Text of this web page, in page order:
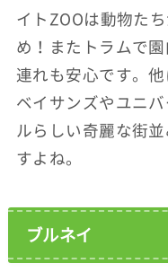
イトZOOは動物た
め！またトラムで
連れも安心です。
ベイサンズやユニ
ルらしい奇麗な街
すよね。
ブルネイ